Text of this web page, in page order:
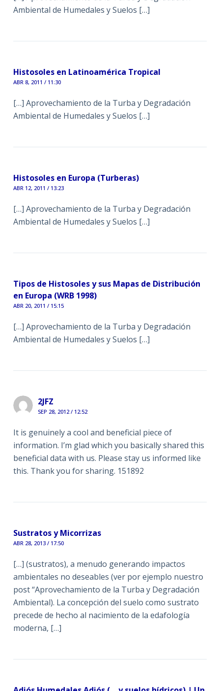
Ambiental de Humedales y Suelos […]
Histosoles en Latinoamérica Tropical
ABR 8, 2011 / 11:30
[…] Aprovechamiento de la Turba y Degradación
Ambiental de Humedales y Suelos […]
Histosoles en Europa (Turberas)
ABR 12, 2011 / 13:23
[…] Aprovechamiento de la Turba y Degradación
Ambiental de Humedales y Suelos […]
Tipos de Histosoles y sus Mapas de Distribución
en Europa (WRB 1998)
ABR 20, 2011 / 15:15
[…] Aprovechamiento de la Turba y Degradación
Ambiental de Humedales y Suelos […]
2JFZ
SEP 28, 2012 / 12:52
It is genuinely a cool and beneficial piece of
information. I’m glad which you basically shared this
beneficial data with us. Please stay us informed like
this. Thank you for sharing. 151892
Sustratos y Micorrizas
ABR 28, 2013 / 17:50
[…] (sustratos), a menudo generando impactos
ambientales no deseables (ver por ejemplo nuestro
post “Aprovechamiento de la Turba y Degradación
Ambiental). La concepción del suelo como sustrato
precede de hecho al nacimiento de la edafología
moderna, […]